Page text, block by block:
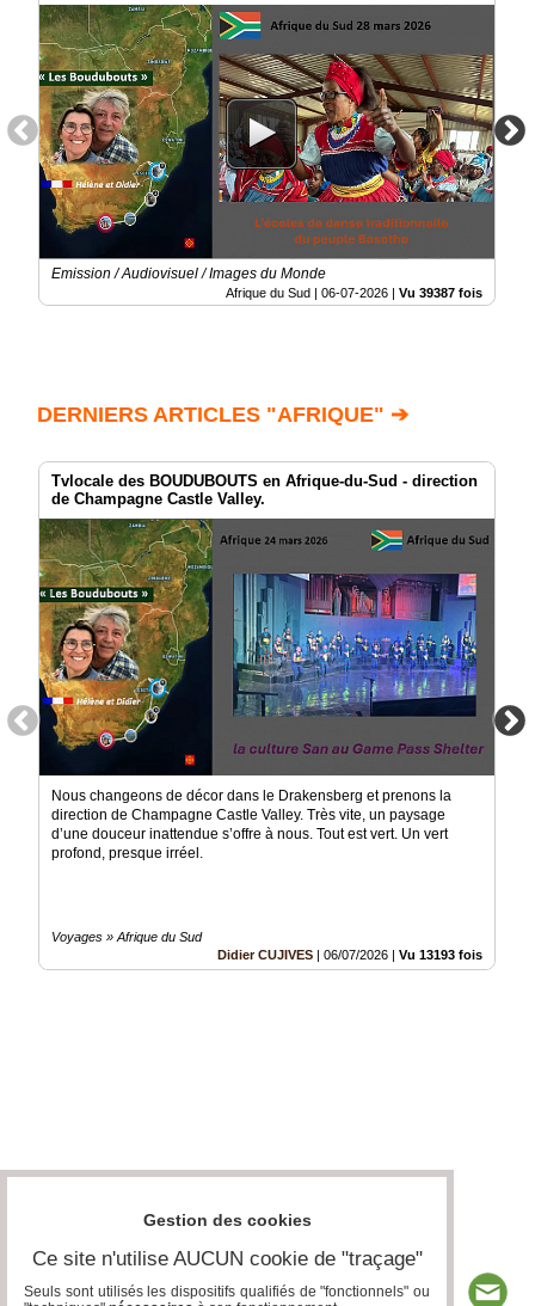
Emission / Audiovisuel / Images du Monde
Afrique du Sud | 06-07-2026 | Vu 39387 fois
DERNIERS ARTICLES "AFRIQUE" ➔
Tvlocale des BOUDUBOUTS en Afrique-du-Sud - direction
de Champagne Castle Valley.
Nous changeons de décor dans le Drakensberg et prenons la
direction de Champagne Castle Valley. Très vite, un paysage
d’une douceur inattendue s’offre à nous. Tout est vert. Un vert
profond, presque irréel.
Voyages » Afrique du Sud
Didier CUJIVES
06/07/2026 Vu 13193 fois
Gestion des cookies
Ce site n'utilise AUCUN cookie de "traçage"
Seuls sont utilisés les dispositifs qualifiés de "fonctionnels" ou